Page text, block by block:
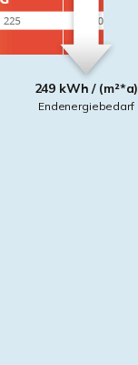
249 kWh / (m²*a)
Endenergiebedarf